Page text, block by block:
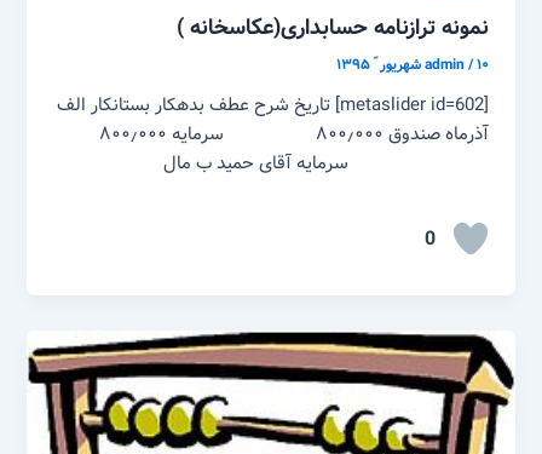
نمونه ترازنامه حسابداری(عکاسخانه )
admin/۱۰ شهریور ّ ۱۳۹۵
[metaslider id=602] تاریخ شرح عطف بدهکار بستانکار الف
آذرماه صندوق ۸۰۰٫۰۰۰ سرمایه ۸۰۰٫۰۰۰
سرمایه آقای حمید ب مال
0